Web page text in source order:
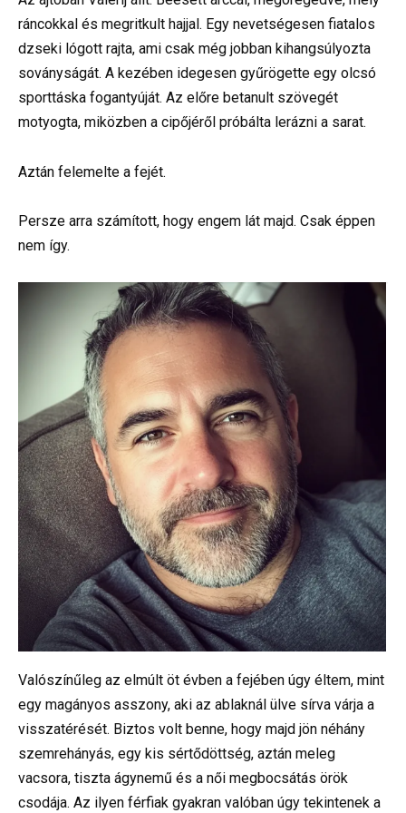
ráncokkal és megritkult hajjal. Egy nevetségesen fiatalos
dzseki lógott rajta, ami csak még jobban kihangsúlyozta
soványságát. A kezében idegesen gyűrögette egy olcsó
sporttáska fogantyúját. Az előre betanult szövegét
motyogta, miközben a cipőjéről próbálta lerázni a sarat.
Aztán felemelte a fejét.
Persze arra számított, hogy engem lát majd. Csak éppen
nem így.
Valószínűleg az elmúlt öt évben a fejében úgy éltem, mint
egy magányos asszony, aki az ablaknál ülve sírva várja a
visszatérését. Biztos volt benne, hogy majd jön néhány
szemrehányás, egy kis sértődöttség, aztán meleg
vacsora, tiszta ágynemű és a női megbocsátás örök
csodája. Az ilyen férfiak gyakran valóban úgy tekintenek a